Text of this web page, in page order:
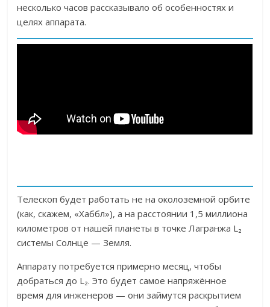
несколько часов рассказывало об особенностях и
целях аппарата.
Телескоп будет работать не на околоземной орбите
(как, скажем, «Хаббл»), а на расстоянии 1,5 миллиона
километров от нашей планеты в точке Лагранжа L₂
системы Солнце — Земля.
Аппарату потребуется примерно месяц, чтобы
добраться до L₂. Это будет самое напряжённое
время для инженеров — они займутся раскрытием